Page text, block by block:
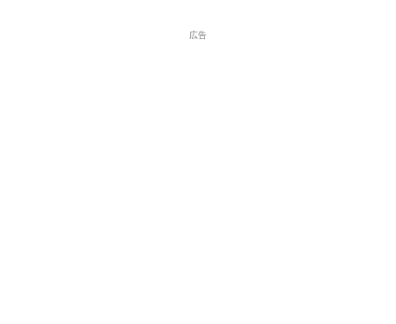
広告